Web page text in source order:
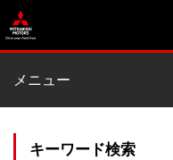
メニュー
キーワード検索